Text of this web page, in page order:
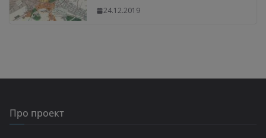
24.12.2019
Про проект